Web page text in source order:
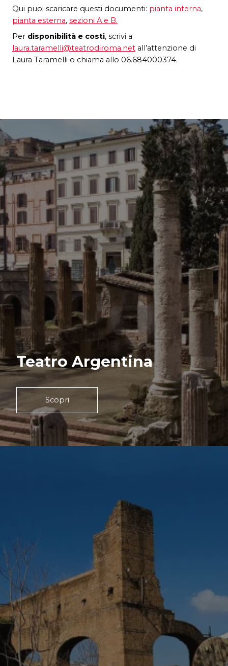
Qui puoi scaricare questi documenti: pianta interna,
pianta esterna, sezioni A e B.
Per disponibilità e costi, scrivi a
laura.taramelli@teatrodiroma.net all’attenzione di
Laura Taramelli o chiama allo 06.684000374.
Teatro Argentina
Scopri